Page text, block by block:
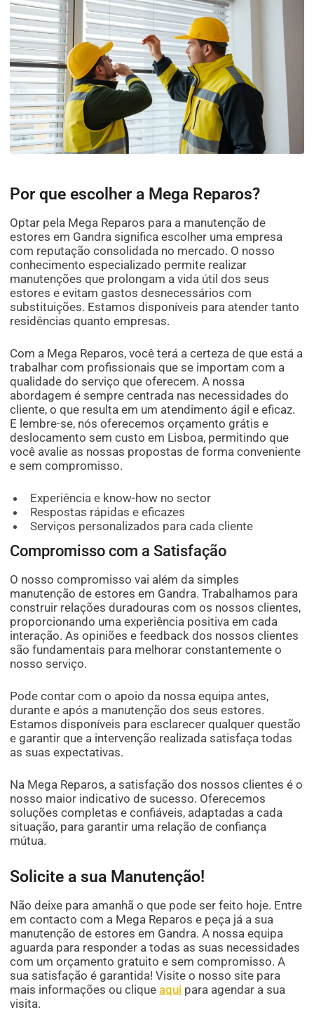
Por que escolher a Mega Reparos?
Optar pela Mega Reparos para a manutenção de
estores em Gandra significa escolher uma empresa
com reputação consolidada no mercado. O nosso
conhecimento especializado permite realizar
manutenções que prolongam a vida útil dos seus
estores e evitam gastos desnecessários com
substituições. Estamos disponíveis para atender tanto
residências quanto empresas.
Com a Mega Reparos, você terá a certeza de que está a
trabalhar com profissionais que se importam com a
qualidade do serviço que oferecem. A nossa
abordagem é sempre centrada nas necessidades do
cliente, o que resulta em um atendimento ágil e eficaz.
E lembre-se, nós oferecemos orçamento grátis e
deslocamento sem custo em Lisboa, permitindo que
você avalie as nossas propostas de forma conveniente
e sem compromisso.
Experiência e know-how no sector
Respostas rápidas e eficazes
Serviços personalizados para cada cliente
Compromisso com a Satisfação
O nosso compromisso vai além da simples
manutenção de estores em Gandra. Trabalhamos para
construir relações duradouras com os nossos clientes,
proporcionando uma experiência positiva em cada
interação. As opiniões e feedback dos nossos clientes
são fundamentais para melhorar constantemente o
nosso serviço.
Pode contar com o apoio da nossa equipa antes,
durante e após a manutenção dos seus estores.
Estamos disponíveis para esclarecer qualquer questão
e garantir que a intervenção realizada satisfaça todas
as suas expectativas.
Na Mega Reparos, a satisfação dos nossos clientes é o
nosso maior indicativo de sucesso. Oferecemos
soluções completas e confiáveis, adaptadas a cada
situação, para garantir uma relação de confiança
mútua.
Solicite a sua Manutenção!
Não deixe para amanhã o que pode ser feito hoje. Entre
em contacto com a Mega Reparos e peça já a sua
manutenção de estores em Gandra. A nossa equipa
aguarda para responder a todas as suas necessidades
com um orçamento gratuito e sem compromisso. A
sua satisfação é garantida! Visite o nosso site para
mais informações ou cliqueaqui para agendar a sua
visita.